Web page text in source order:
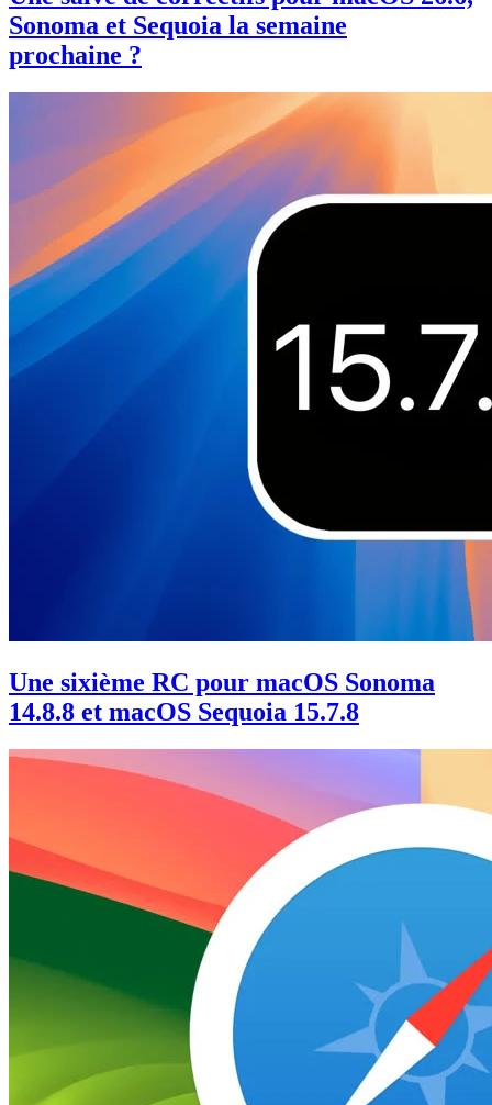
Sonoma et Sequoia la semaine
prochaine ?
Une sixième RC pour macOS Sonoma
14.8.8 et macOS Sequoia 15.7.8